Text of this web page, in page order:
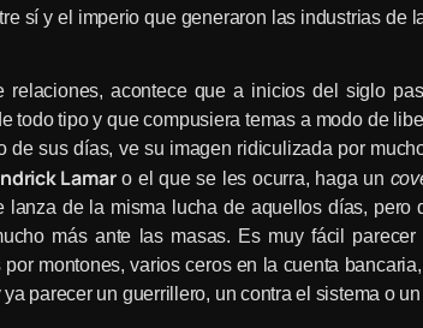
sí y el imperio que generaron las industrias de
relaciones, acontece que a inicios del siglo
todo tipo y que compusiera temas a modo de
de sus días, ve su imagen ridiculizada por
Lamaro el que se les ocurra, haga un
lanza de la misma lucha de aquellos días,
más ante las masas. Es muy fácil
por montones, varios ceros en la cuenta
parecer un guerrillero, un contra el sistema o